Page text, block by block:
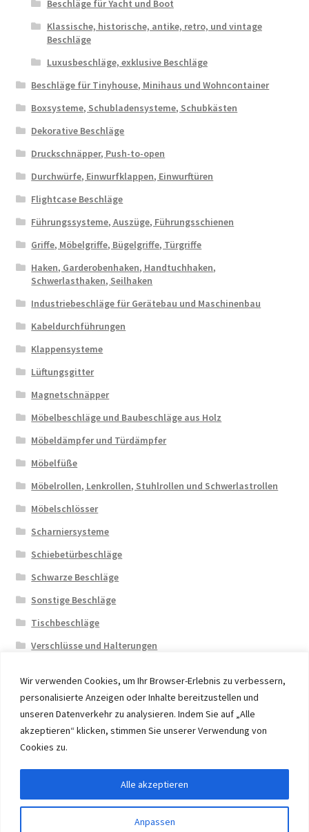
Wir verwenden Cookies, um Ihr Browser-Erlebnis zu verbessern,
personalisierte Anzeigen oder Inhalte bereitzustellen und
unseren Datenverkehr zu analysieren. Indem Sie auf „Alle
akzeptieren“ klicken, stimmen Sie unserer Verwendung von
Cookies zu.
Anpassen
Alle akzeptieren
Beschläge für Yacht und Boot
Klassische, historische, antike, retro, und vintage
Beschläge
Luxusbeschläge, exklusive Beschläge
Beschläge für Tinyhouse, Minihaus und Wohncontainer
Boxsysteme, Schubladensysteme, Schubkästen
Dekorative Beschläge
Druckschnäpper, Push-to-open
Durchwürfe, Einwurfklappen, Einwurftüren
Flightcase Beschläge
Führungssysteme, Auszüge, Führungsschienen
Griffe, Möbelgriffe, Bügelgriffe, Türgriffe
Haken, Garderobenhaken, Handtuchhaken,
Schwerlasthaken, Seilhaken
Industriebeschläge für Gerätebau und Maschinenbau
Kabeldurchführungen
Klappensysteme
Lüftungsgitter
Magnetschnäpper
Möbelbeschläge und Baubeschläge aus Holz
Möbeldämpfer und Türdämpfer
Möbelfüße
Möbelrollen, Lenkrollen, Stuhlrollen und Schwerlastrollen
Möbelschlösser
Scharniersysteme
Schiebetürbeschläge
Schwarze Beschläge
Sonstige Beschläge
Tischbeschläge
Verschlüsse und Halterungen
© 2026 Eruon Trade UG, Germany, member of the ERUON